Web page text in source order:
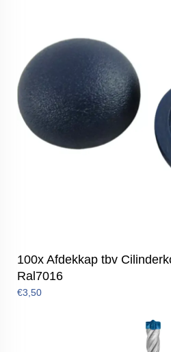
100x Afdekkap tbv
Ral7016
€3,50